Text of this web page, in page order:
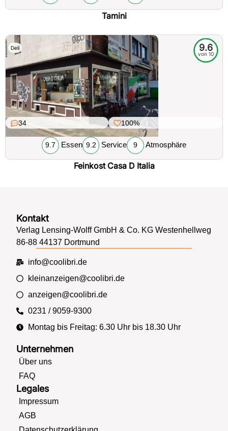
Tamini
Deli 9.6
von 10
34 100%
9.7 Essen 9.2 Service 9 Atmosphäre
Feinkost Casa D Italia
Unternehmen
Über uns
FAQ
Legales
Impressum
AGB
Kontakt
Verlag Lensing-Wolff GmbH & Co. KG Westenhellweg
86-88 44137 Dortmund
info@coolibri.de
kleinanzeigen@coolibri.de
anzeigen@coolibri.de
0231 / 9059-9300
Montag bis Freitag: 6.30 Uhr bis 18.30 Uhr